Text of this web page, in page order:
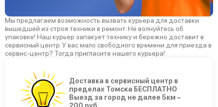
Мы предлагаем возможность вызвать курьера для доставки
вышедшей из строя техники в ремонт. Не волнуйтесь об
упаковке! Наш курьер запакует технику и бережно доставит в
сервисный центр. У вас мало свободного времени для приезда в
сервис-центр? Тогда пригласите нашего курьера!
Доставка в сервисный центр в
пределах Томска БЕСПЛАТНО
Выезд за город не далее 5км –
200 руб